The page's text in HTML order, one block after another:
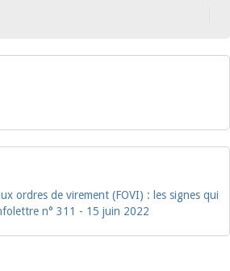
ordres de virement (FOVI) : les signes qui
n° 311 - 15 juin 2022